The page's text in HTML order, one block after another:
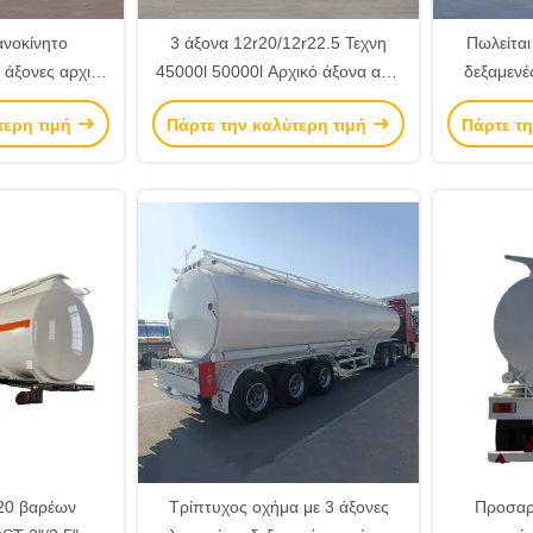
αρχικό
12R20 για τη
τιμή
3 άξονα 12r20/12r22.5 Τεχνη
45000l 50000l Αρχικό άξονα από
ανοξείδωτο χάλυβα
Πάρτε την καλύτερη τιμή
λίτρων
Πάρτε
βαρέων
Τρίπτυχος οχήμα με 3 άξονες